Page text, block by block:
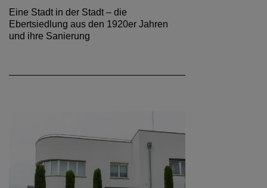
Eine Stadt in der Stadt – die
Ebertsiedlung aus den 1920er Jahren
und ihre Sanierung